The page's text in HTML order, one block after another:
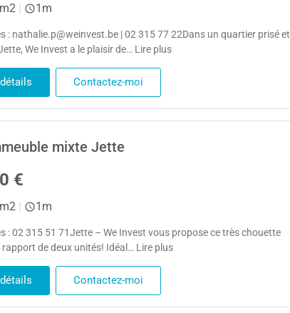
| 1m
: nathalie.p@weinvest.be | 02 315 77 22Dans un quartier prisé et
We Invest a le plaisir de… Lire plus
Contactez-moi
mixte Jette
€
| 1m
: 02 315 51 71Jette – We Invest vous propose ce très chouette
rapport de deux unités! Idéal… Lire plus
Contactez-moi